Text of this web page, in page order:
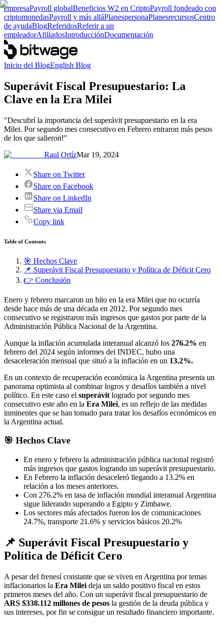
empresaPayroll globalBeneficios W2 en CriptoPayroll fondeado con
criptomonedasPayroll y más alláPlanespersonaPlanesrecursosCentro
de ayudaBlogReferidosReferir a un
empleadorAfiliadosIntroducciónDocumentación
Inicio del BlogEnglish Blog
Superávit Fiscal Presupuestario: La
Clave en la Era Milei
"Descubrí la importancia del superávit presupuestario en la era
Milei. Por segundo mes consecutivo en Febrero entraron más pesos
de los que salieron!"
Raul OrtízMar 19, 2024
Share on Twitter
Share on Facebook
Share on LinkedIn
Share via Email
Copy link
Table of Contents
🎯 Hechos Clave
📌 Superávit Fiscal Presupuestario y Política de Déficit Cero
👉 Conclusión
Enero y febrero marcaron un hito en la era Milei que no ocurría
desde hace más de una década en 2012. Por segundo mes
consecutivo se registraron más ingresos que gastos por parte de la
Administración Pública Nacional de la Argentina.
Aunque la inflación acumulada interanual alcanzó los 276.2% en
febrero del 2024 según informes del INDEC, hubo una
desaceleración mensual que situó a la inflación en un 13.2%.
En un contexto de recuperación económica la Argentina presenta un
panorama optimista al combinar logros y desafíos también a nivel
político. En este caso el superávit logrado por segundo mes
consecutivo este año en la Era Milei, es un reflejo de las medidas
inminentes que se han tomado para tratar los desafíos económicos en
la Argentina actual.
🎯 Hechos Clave
En enero y febrero la administración pública nacional registró
más ingresos que gastos logrando un superávit presupuestario.
En Febrero la inflación desaceleró llegando a 13.2% en
relación a los meses anteriores.
Con 276.2% en tasa de inflación mundial interanual Argentina
sigue liderando superando a Egipto y Zimbawe.
Los sectores más afectados fueron los de comunicaciones
24.7%, transporte 21.6% y servicios básicos 20.2%
📌 Superávit Fiscal Presupuestario y
Política de Déficit Cero
A pesar del frenesí constante que se viven en Argentina por temas
inflacionarios la Era Milei deja un saldo positivo fiscal en estos
primeros meses del año. Con un superávit fiscal presupuestario de
ARS $338.112 millones de pesos la gestión de la deuda pública y
sus intereses, por fin se consigue un resultado financiero importante.